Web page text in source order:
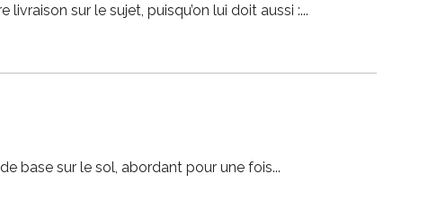
livraison sur le sujet, puisqu’on lui doit aussi :
base sur le sol, abordant pour une fois